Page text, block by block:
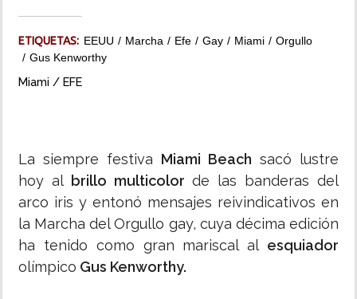
ETIQUETAS: EEUU Marcha Efe Gay Miami
Orgullo
Gus Kenworthy
Miami / EFE
La siempre festiva Miami Beach sacó lustre
hoy al brillo multicolor de las banderas del
arco iris y entonó mensajes reivindicativos en
la Marcha del Orgullo gay, cuya décima edición
ha tenido como gran mariscal al esquiador
olímpico Gus Kenworthy.